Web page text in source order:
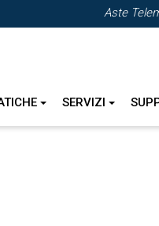
Aste
SERVIZI